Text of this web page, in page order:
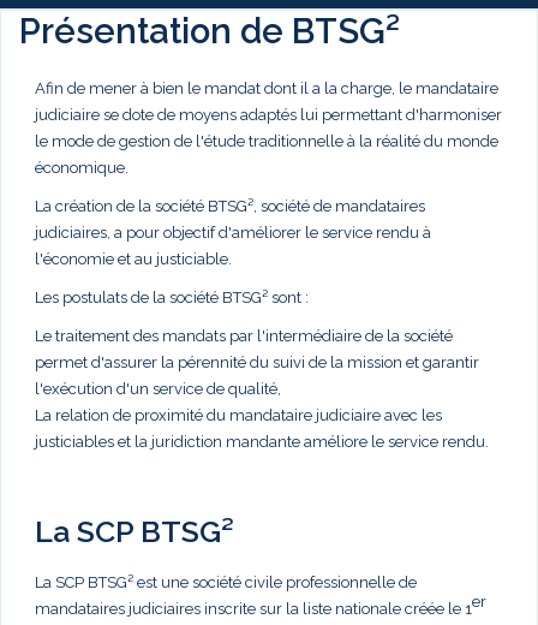
Présentation de BTSG²
Afin de mener à bien le mandat dont il a la charge, le mandataire
judiciaire se dote de moyens adaptés lui permettant d'harmoniser
le mode de gestion de l'étude traditionnelle à la réalité du monde
économique.
La création de la société BTSG², société de mandataires
judiciaires, a pour objectif d'améliorer le service rendu à
l'économie et au justiciable.
Les postulats de la société BTSG² sont :
Le traitement des mandats par l'intermédiaire de la société
permet d'assurer la pérennité du suivi de la mission et garantir
l'exécution d'un service de qualité,
La relation de proximité du mandataire judiciaire avec les
justiciables et la juridiction mandante améliore le service rendu.
La SCP BTSG²
La SCP BTSG² est une société civile professionnelle de
mandataires judiciaires inscrite sur la liste nationale créée le 1er